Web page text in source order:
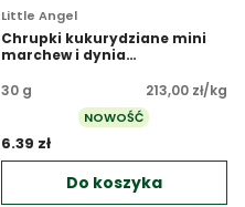
Little Angel
Chrupki kukurydziane mini
marchew i dynia
30 g
213,00 zł/kg
NOWOŚĆ
6.39 zł
Do koszyka